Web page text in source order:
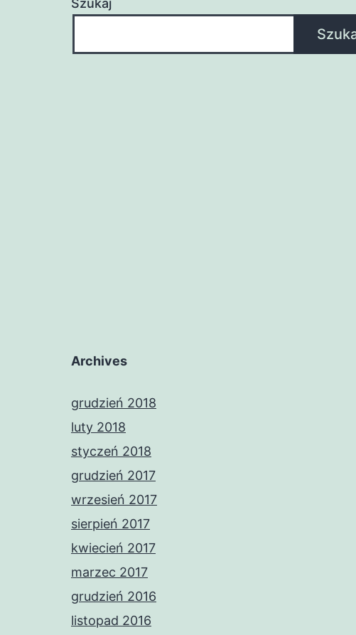
Szukaj
Archives
grudzień 2018
luty 2018
styczeń 2018
grudzień 2017
wrzesień 2017
sierpień 2017
kwiecień 2017
marzec 2017
grudzień 2016
listopad 2016